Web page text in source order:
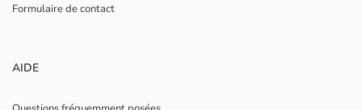
Formulaire de contact
AIDE